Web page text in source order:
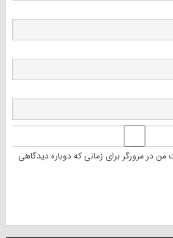
من در مرورگر برای زمانی که دوباره دیدگاهی